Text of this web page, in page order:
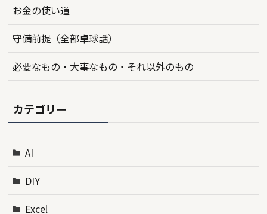
お金の使い道
守備前提（全部卓球話）
必要なもの・大事なもの・それ以外のもの
カテゴリー
AI
DIY
Excel